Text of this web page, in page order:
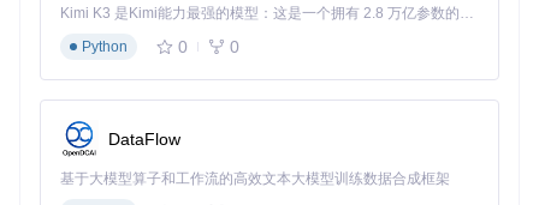
将帧率限制在60FPS左右。
问：为什么调节画质后没有立即生效？ 答：部分画质设置需要
痛点具象化：多账号玩家在切换账号时，需要反复退出当前账
号、输入新账号信息并登录，操作繁琐且耗时，影响游戏体验
Kimi K3 是Kimi能力最强的模型：这是一个拥有 2.8 万亿参数的混合专家（MoE）模型，具备原生视觉理解能力，并支持 100 万 token 的上下文窗口。
Python
0 0
DataFlow
基于大模型算子和工作流的高效文本大模型训练数据合成框架